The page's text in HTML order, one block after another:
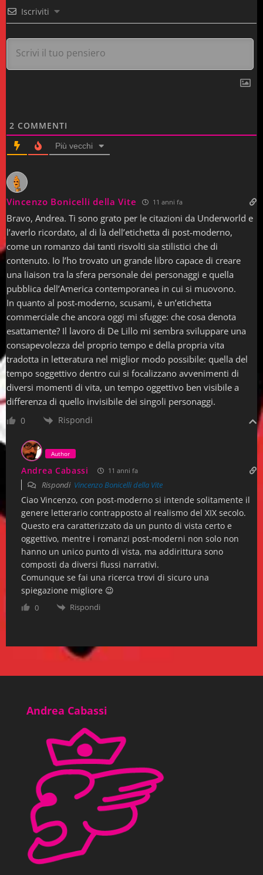
trent’anni dopo è di questo che parlano,
cuoia in ospedale.
Adesso parte l’applauso ritmico, incerto
gradinata in gradinata. Questo è il modo in
cui la folla si introduce nella partita. La
ripetuta scansione dei tre applausi ha la
forza di una fede abietta, una specie di
volontà disperata di evocare qualcosa di
magico.
Pagina 36 | Pos. 537-38
L’allenatore entra in campo e mettono
Mueller su una barella e lo portano verso gli
esige la partita -qui un uomo su una barella
ha senso.
Pagina 38 | Pos. 574-76
In un paese che ha fretta di creare il futuro, i
nomi legati ai prodotti costituiscono una
durevole rassicurazione. Johnson & Johnson,
Mills, e Bristol Myers, e General Motors.
Questi sono i venerati emblemi di
identificare dei nomi di battaglie o di
presidenti morti.
Pagina 47 | Pos. 714
C’è gente con le mani nei capelli, per tenere
il cervello al suo posto.
Iscriviti
2 COMMENTI
Più vecchi
Vincenzo Bonicelli della Vite 11 anni fa
Bravo, Andrea. Ti sono grato per le citazioni da Underworld e
l’averlo ricordato, al di là dell’etichetta di post-moderno,
come un romanzo dai tanti risvolti sia stilistici che di
contenuto. Io l’ho trovato un grande libro capace di creare
una liaison tra la sfera personale dei personaggi e quella
pubblica dell’America contemporanea in cui si muovono.
In quanto al post-moderno, scusami, è un’etichetta
commerciale che ancora oggi mi sfugge: che cosa denota
esattamente? Il lavoro di De Lillo mi sembra sviluppare una
consapevolezza del proprio tempo e della propria vita
tradotta in letteratura nel miglior modo possibile: quella del
tempo soggettivo dentro cui si focalizzano avvenimenti di
diversi momenti di vita, un tempo oggettivo ben visibile a
differenza di quello invisibile dei singoli personaggi.
0 Rispondi
Author
Andrea Cabassi 11 anni fa
Rispondi Vincenzo Bonicelli della Vite
Ciao Vincenzo, con post-moderno si intende solitamente il
genere letterario contrapposto al realismo del XIX secolo.
Questo era caratterizzato da un punto di vista certo e
oggettivo, mentre i romanzi post-moderni non solo non
hanno un unico punto di vista, ma addirittura sono
composti da diversi flussi narrativi.
Comunque se fai una ricerca trovi di sicuro una
spiegazione migliore 😉
0 Rispondi
Andrea Cabassi